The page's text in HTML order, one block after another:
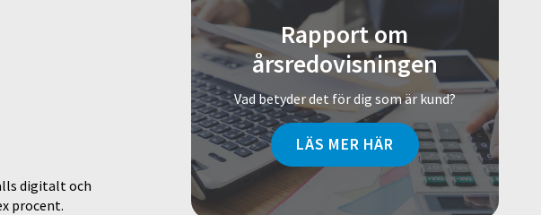
digitalt och
procent.
Rapport om
årsredovisningen
Vad betyder det för dig som är kund?
LÄS MER HÄR